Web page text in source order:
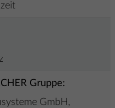
Gruppe:
GmbH,